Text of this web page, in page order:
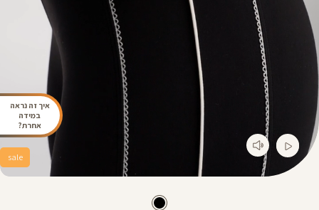
איך זה נראה
במידה
אחרת?
sale